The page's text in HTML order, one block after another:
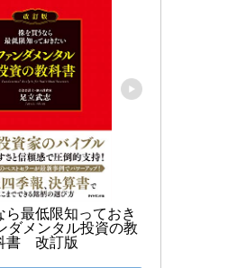
ら最低限知っておき
ダメンタル投資の教
書　改訂版